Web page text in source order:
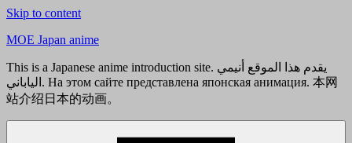
Skip to content
MOE Japan anime
This is a Japanese anime introduction site. يقدم هذا الموقع أنيمي
الياباني. На этом сайте представлена японская анимация. 本网
站介绍日本的动画。